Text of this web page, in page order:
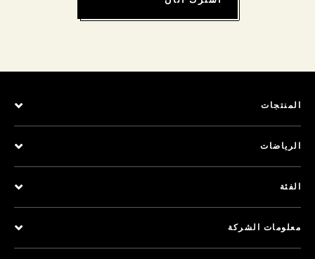
المنتجات
الرياضات
الفئة
معلومات الشركة